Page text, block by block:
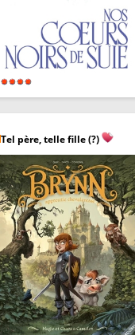
Tel père, telle fille (?)